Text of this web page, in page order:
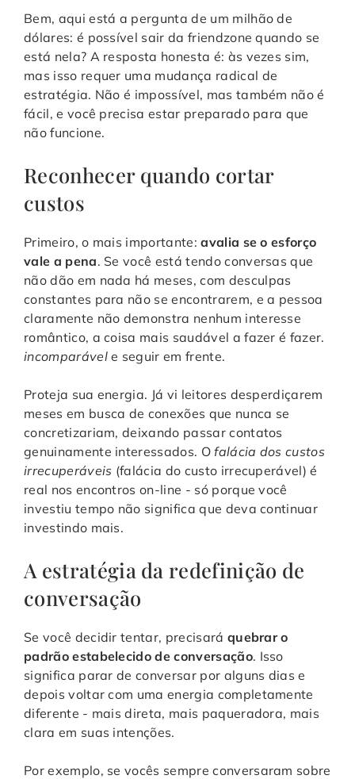
Bem, aqui está a pergunta de um milhão de
dólares: é possível sair da friendzone quando se
está nela? A resposta honesta é: às vezes sim,
mas isso requer uma mudança radical de
estratégia. Não é impossível, mas também não é
fácil, e você precisa estar preparado para que
não funcione.
Reconhecer quando cortar
custos
Primeiro, o mais importante:avalia se o esforço
vale a pena. Se você está tendo conversas que
não dão em nada há meses, com desculpas
constantes para não se encontrarem, e a pessoa
claramente não demonstra nenhum interesse
romântico, a coisa mais saudável a fazer é fazer.
incomparávele seguir em frente.
Proteja sua energia. Já vi leitores desperdiçarem
meses em busca de conexões que nunca se
concretizariam, deixando passar contatos
genuinamente interessados. Ofalácia dos custos
irrecuperáveis (falácia do custo irrecuperável) é
real nos encontros on-line - só porque você
investiu tempo não significa que deva continuar
investindo mais.
A estratégia da redefinição de
conversação
Se você decidir tentar, precisará quebrar o
padrão estabelecido de conversação. Isso
significa parar de conversar por alguns dias e
depois voltar com uma energia completamente
diferente - mais direta, mais paqueradora, mais
clara em suas intenções.
Por exemplo, se vocês sempre conversaram sobre